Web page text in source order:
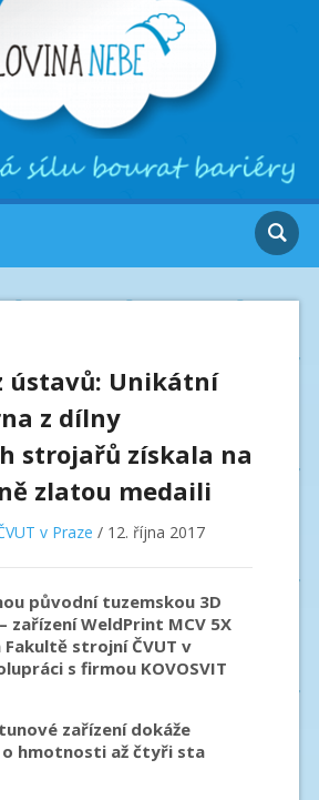
ústavů: Unikátní
z dílny
strojařů získala na
zlatou medaili
v Praze / 12. října 2017
původní tuzemskou 3D
zařízení WeldPrint MCV 5X
Fakultě strojní ČVUT v
s firmou KOVOSVIT
zařízení dokáže
hmotnosti až čtyři sta